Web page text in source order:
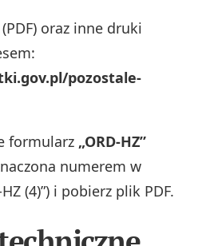
oraz inne druki
pozostale-
formularz „ORD‑HZ”
numerem w
(4)”) i pobierz plik PDF.